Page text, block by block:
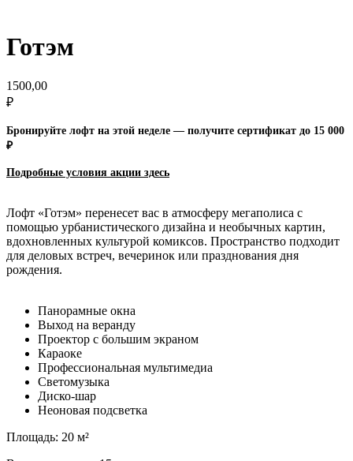
Готэм
1500,00
₽
Бронируйте лофт на этой неделе — получите сертификат до 15 000
₽
Подробные условия акции здесь
Лофт «Готэм» перенесет вас в атмосферу мегаполиса с
помощью урбанистического дизайна и необычных картин,
вдохновленных культурой комиксов. Пространство подходит
для деловых встреч, вечеринок или празднования дня
рождения.
Панорамные окна
Выход на веранду
Проектор с большим экраном
Караоке
Профессиональная мультимедиа
Светомузыка
Диско-шар
Неоновая подсветка
Площадь: 20 м²